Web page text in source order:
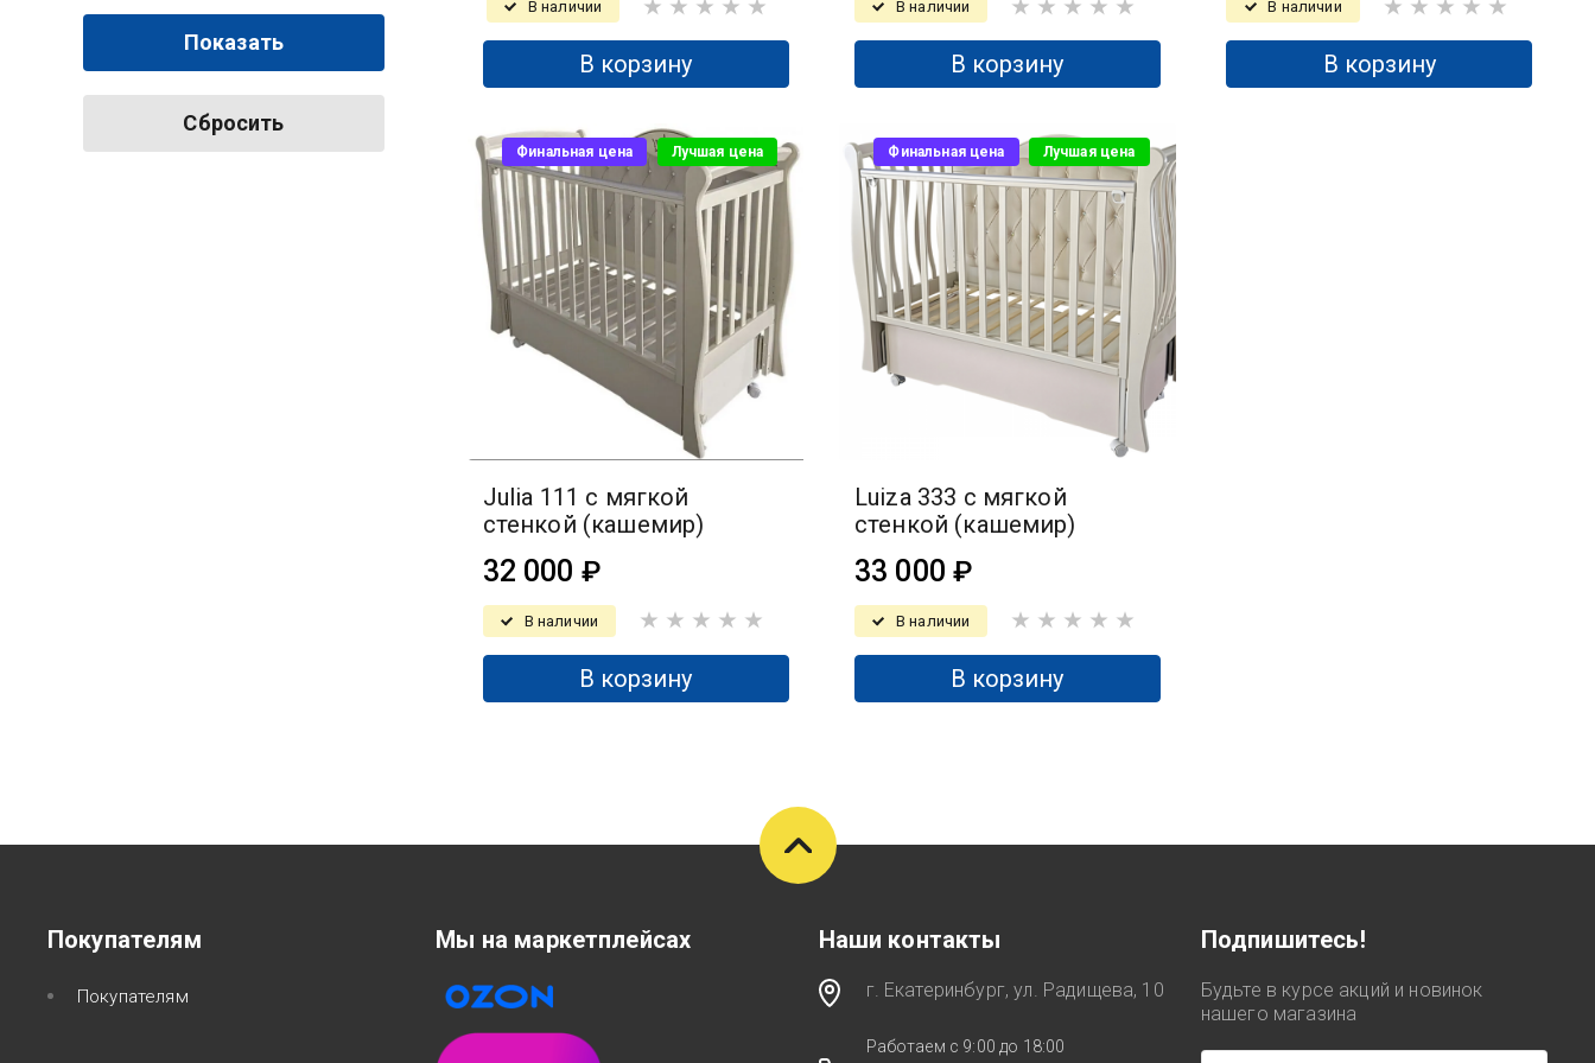
Показать
Сбросить
В наличии
В корзину
В наличии
В корзину
В наличии
В корзину
Финальная цена Лучшая цена
Julia 111 с мягкой
стенкой (кашемир)
32 000 ₽
В наличии
В корзину
Финальная цена Лучшая цена
Luiza 333 с мягкой
стенкой (кашемир)
33 000 ₽
В наличии
В корзину
Покупателям
Покупателям
Мы на маркетплейсах Наши контакты
г. Екатеринбург, ул. Радищева, 10
Работаем с 9:00 до 18:00
Подпишитесь!
Будьте в курсе акций и новинок
нашего магазина